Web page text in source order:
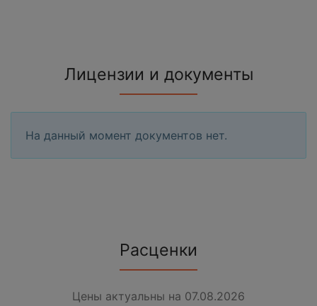
Лицензии и документы
На данный момент документов нет.
Расценки
Цены актуальны на 07.08.2026